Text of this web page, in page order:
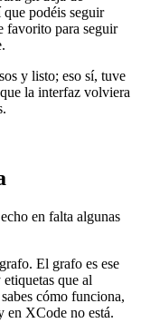
podéis seguir
favorito para seguir
y listo; eso sí, tuve
la interfaz volviera
en falta algunas
El grafo es ese
que al
cómo funciona,
en XCode no está.